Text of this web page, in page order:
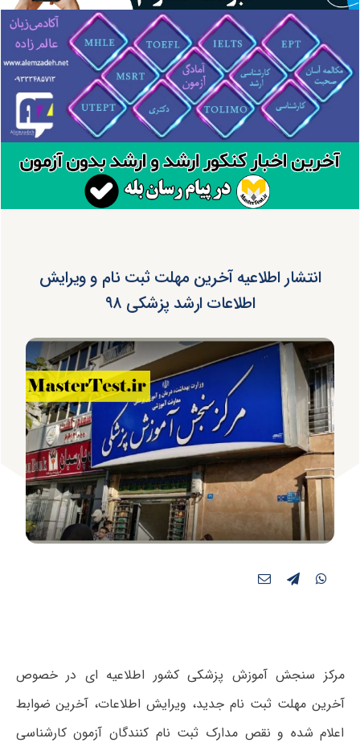
انتشار اطلاعیه آخرین مھلت ثبت نام و ویرایش
اطلاعات ارشد پزشکی ۹۸
مرکز سنجش آموزش پزشکی کشور اطلاعیه ای در خصوص
آخرین مهلت ثبت نام جدید، ویرایش اطلاعات، آخرین ضوابط
اعلام شده و نقص مدارک ثبت نام کنندگان آزمون کارشناسی